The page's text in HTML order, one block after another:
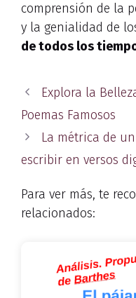
comprensión de la
y la genialidad de
de todos los
Explora la
Poemas Famosos
La métrica de
escribir en versos
Para ver más, te
relacionados: